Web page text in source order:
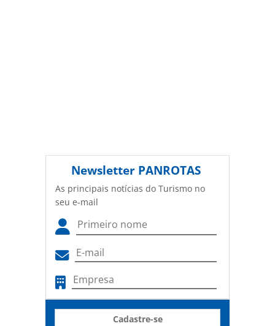
Newsletter PANROTAS
As principais notícias do Turismo no
seu e-mail
Cadastre-se